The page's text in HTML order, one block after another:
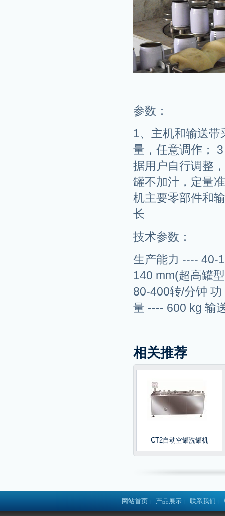
参数：
1、主机和输送
量，任意调作；
据用户自行调整
罐不加汁，定量
机主要零部件和
长
技术参数：
生产能力 ---- 40-
140 mm(超高罐
80-400转/分钟
量 ---- 600 kg 输
相关推荐
CT2自动空罐洗罐机
网站首页 | 产品展示 | 联系我们 |